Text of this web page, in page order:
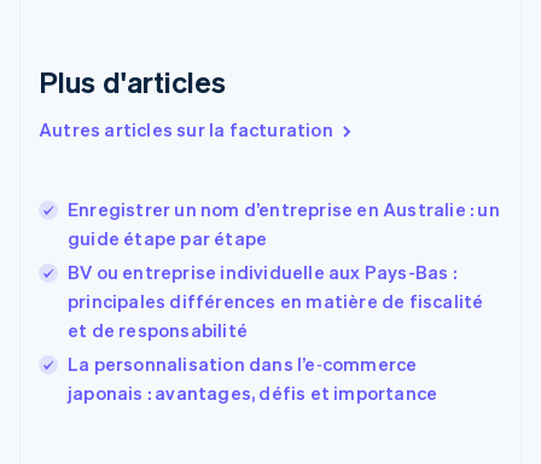
Plus d'articles
Autres articles sur la facturation
Enregistrer un nom d’entreprise en Australie : un
guide étape par étape
BV ou entreprise individuelle aux Pays-Bas :
principales différences en matière de fiscalité
et de responsabilité
La personnalisation dans l’e‑commerce
japonais : avantages, défis et importance
Espagne
Estonie
EnglishEspañol简体中文
Finlande
English Svenska
FrançaisEnglish
Gibraltar
English
Grèce
English